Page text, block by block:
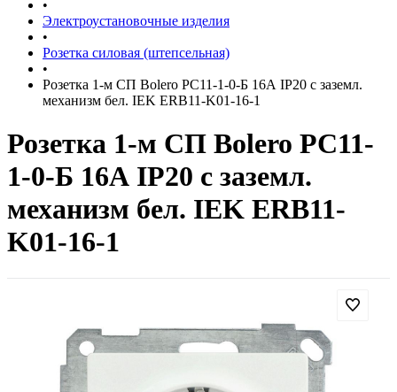
•
Электроустановочные изделия
•
Розетка силовая (штепсельная)
•
Розетка 1-м СП Bolero РС11-1-0-Б 16А IP20 с заземл.
механизм бел. IEK ERB11-K01-16-1
Розетка 1-м СП Bolero РС11-
1-0-Б 16А IP20 с заземл.
механизм бел. IEK ERB11-
K01-16-1